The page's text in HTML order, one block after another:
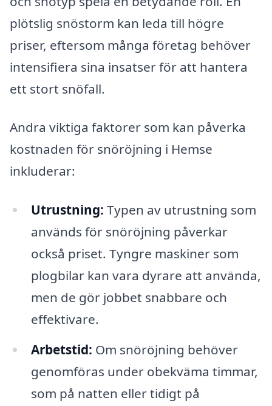
plötslig snöstorm kan leda till högre
priser, eftersom många företag behöver
intensifiera sina insatser för att hantera
ett stort snöfall.
Andra viktiga faktorer som kan påverka
kostnaden för snöröjning i Hemse
inkluderar:
Utrustning: Typen av utrustning som
används för snöröjning påverkar
också priset. Tyngre maskiner som
plogbilar kan vara dyrare att använda,
men de gör jobbet snabbare och
effektivare.
Arbetstid: Om snöröjning behöver
genomföras under obekväma timmar,
som på natten eller tidigt på